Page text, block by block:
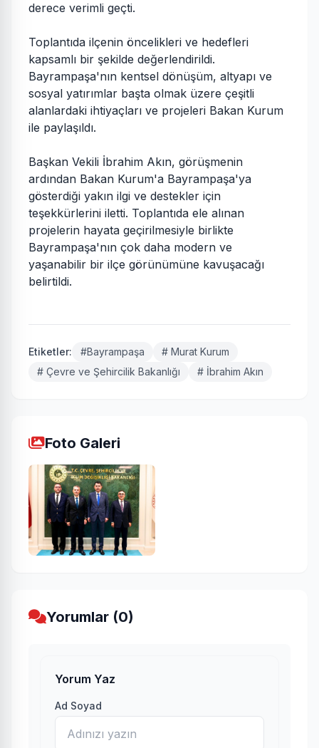
derece verimli geçti.
Toplantıda ilçenin öncelikleri ve hedefleri
kapsamlı bir şekilde değerlendirildi.
Bayrampaşa'nın kentsel dönüşüm, altyapı ve
sosyal yatırımlar başta olmak üzere çeşitli
alanlardaki ihtiyaçları ve projeleri Bakan Kurum
ile paylaşıldı.
Başkan Vekili İbrahim Akın, görüşmenin
ardından Bakan Kurum'a Bayrampaşa'ya
gösterdiği yakın ilgi ve destekler için
teşekkürlerini iletti. Toplantıda ele alınan
projelerin hayata geçirilmesiyle birlikte
Bayrampaşa'nın çok daha modern ve
yaşanabilir bir ilçe görünümüne kavuşacağı
belirtildi.
Etiketler: #Bayrampaşa
# Murat Kurum
# Çevre ve Şehircilik Bakanlığı
# İbrahim Akın
Foto Galeri
Yorumlar (0)
Yorum Yaz
Ad Soyad